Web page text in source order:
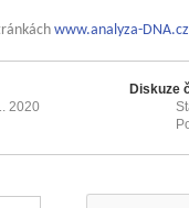
www.analyza-DNA.cz
2020
Diskuze